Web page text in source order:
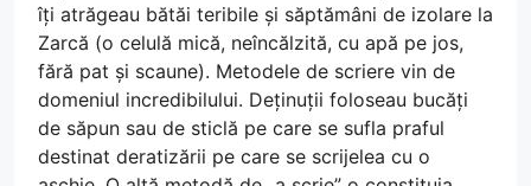
îți atrăgeau bătăi teribile și săptămâni de izolare la
Zarcă (o celulă mică, neîncălzită, cu apă pe jos,
fără pat și scaune). Metodele de scriere vin de
domeniul incredibilului. Deținuții foloseau bucăți
de săpun sau de sticlă pe care se sufla praful
destinat deratizării pe care se scrijelea cu o